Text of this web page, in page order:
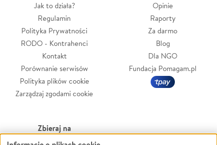
Jak to działa?
Regulamin
Polityka Prywatności
RODO - Kontrahenci
Kontakt
Porównanie serwisów
Polityka plików cookie
Zarządzaj zgodami cookie
Opinie
Raporty
Za darmo
Blog
Dla NGO
Fundacja Pomagam.pl
Zbieraj na